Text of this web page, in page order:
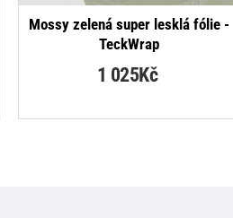
Mossy zelená super lesklá fólie -
TeckWrap
1 025Kč